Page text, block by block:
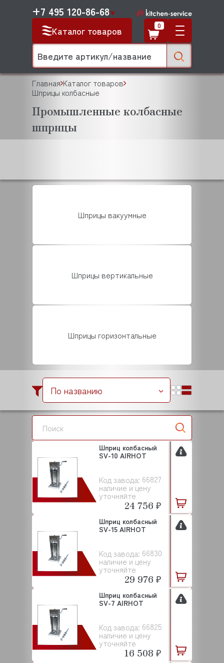
Каталог товаров
+7 495 120-86-68
0
Главная Каталог товаров
Шприцы колбасные
Промышленные колбасные
шприцы
Шприцы вакуумные
Шприцы вертикальные
Шприцы горизонтальные
По названию
Код завода: 66827
наличие и цену
уточняйте
Шприц колбасный
SV-10 AIRHOT
24 756 ₽
Код завода: 66830
наличие и цену
уточняйте
Шприц колбасный
SV-15 AIRHOT
29 976 ₽
Код завода: 66825
наличие и цену
уточняйте
Шприц колбасный
SV-7 AIRHOT
16 508 ₽